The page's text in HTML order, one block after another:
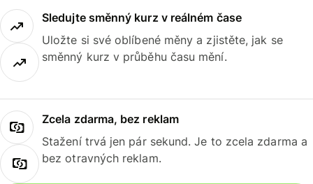
Sledujte směnný kurz v reálném čase
Uložte si své oblíbené měny a zjistěte, jak se
směnný kurz v průběhu času mění.
Zcela zdarma, bez reklam
Stažení trvá jen pár sekund. Je to zcela zdarma a
bez otravných reklam.